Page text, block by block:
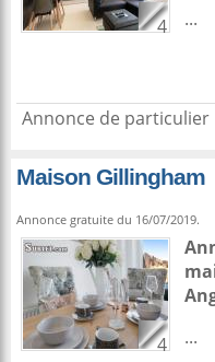
4
...
Annonce de particulier
Maison Gillingham
Annonce gratuite du 16/07/2019.
4
...